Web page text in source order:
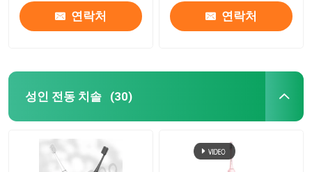
연락처 연락처
성인 전동 치솔 (30)